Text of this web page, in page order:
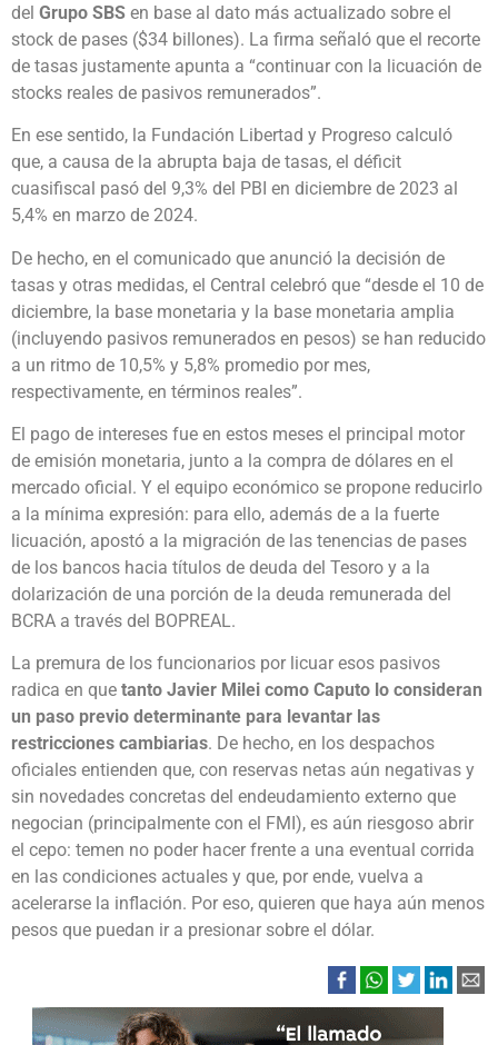
del Grupo SBS en base al dato más actualizado sobre el
stock de pases ($34 billones). La firma señaló que el recorte
de tasas justamente apunta a “continuar con la licuación de
stocks reales de pasivos remunerados”.
En ese sentido, la Fundación Libertad y Progreso calculó
que, a causa de la abrupta baja de tasas, el déficit
cuasifiscal pasó del 9,3% del PBI en diciembre de 2023 al
5,4% en marzo de 2024.
De hecho, en el comunicado que anunció la decisión de
tasas y otras medidas, el Central celebró que “desde el 10 de
diciembre, la base monetaria y la base monetaria amplia
(incluyendo pasivos remunerados en pesos) se han reducido
a un ritmo de 10,5% y 5,8% promedio por mes,
respectivamente, en términos reales”.
El pago de intereses fue en estos meses el principal motor
de emisión monetaria, junto a la compra de dólares en el
mercado oficial. Y el equipo económico se propone reducirlo
a la mínima expresión: para ello, además de a la fuerte
licuación, apostó a la migración de las tenencias de pases
de los bancos hacia títulos de deuda del Tesoro y a la
dolarización de una porción de la deuda remunerada del
BCRA a través del BOPREAL.
La premura de los funcionarios por licuar esos pasivos
radica en que tanto Javier Milei como Caputo lo consideran
un paso previo determinante para levantar las
restricciones cambiarias. De hecho, en los despachos
oficiales entienden que, con reservas netas aún negativas y
sin novedades concretas del endeudamiento externo que
negocian (principalmente con el FMI), es aún riesgoso abrir
el cepo: temen no poder hacer frente a una eventual corrida
en las condiciones actuales y que, por ende, vuelva a
acelerarse la inflación. Por eso, quieren que haya aún menos
pesos que puedan ir a presionar sobre el dólar.